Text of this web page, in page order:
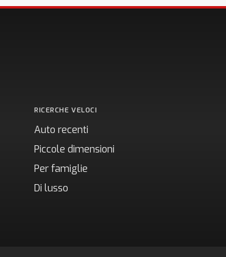
RICERCHE VELOCI
Auto recenti
Piccole dimensioni
Per famiglie
Di lusso